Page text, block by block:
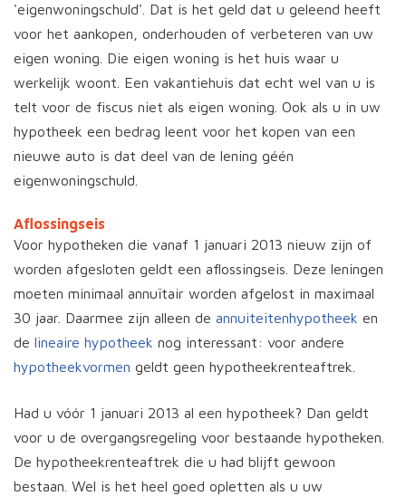
'eigenwoningschuld'. Dat is het geld dat u geleend heeft
voor het aankopen, onderhouden of verbeteren van uw
eigen woning. Die eigen woning is het huis waar u
werkelijk woont. Een vakantiehuis dat echt wel van u is
telt voor de fiscus niet als eigen woning. Ook als u in uw
hypotheek een bedrag leent voor het kopen van een
nieuwe auto is dat deel van de lening géén
eigenwoningschuld.
Aflossingseis
Voor hypotheken die vanaf 1 januari 2013 nieuw zijn of
worden afgesloten geldt een aflossingseis. Deze leningen
moeten minimaal annuïtair worden afgelost in maximaal
30 jaar. Daarmee zijn alleen de annuiteitenhypotheek en
de lineaire hypotheek nog interessant: voor andere
hypotheekvormen geldt geen hypotheekrenteaftrek.
Had u vóór 1 januari 2013 al een hypotheek? Dan geldt
voor u de overgangsregeling voor bestaande hypotheken.
De hypotheekrenteaftrek die u had blijft gewoon
bestaan. Wel is het heel goed opletten als u uw